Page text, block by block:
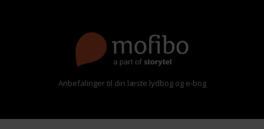
Anbefalinger til din læste lydbog og e-bog